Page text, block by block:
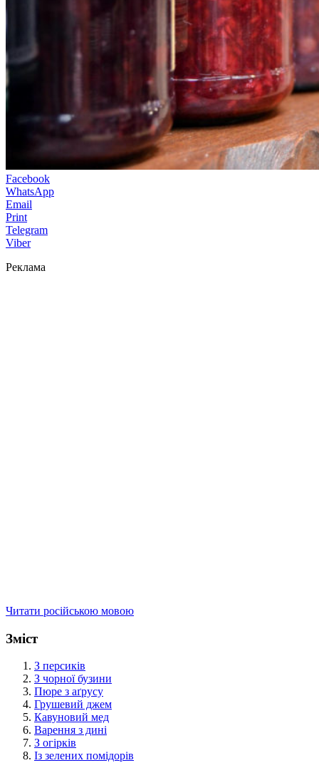
Facebook
WhatsApp
Email
Print
Telegram
Viber
Реклама
Читати російською мовою
Зміст
З персиків
З чорної бузини
Пюре з аґрусу
Грушевий джем
Кавуновий мед
Варення з дині
З огірків
Із зелених помідорів